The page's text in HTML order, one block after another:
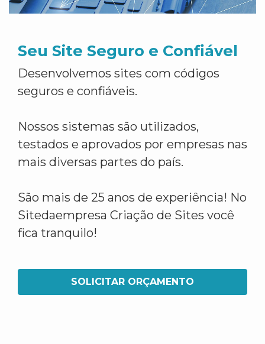
Seu Site Seguro e Confiável
Desenvolvemos sites com códigos
seguros e confiáveis.
Nossos sistemas são utilizados,
testados e aprovados por empresas nas
mais diversas partes do país.
São mais de 25 anos de experiência! No
Sitedaempresa Criação de Sites você
fica tranquilo!
SOLICITAR ORÇAMENTO